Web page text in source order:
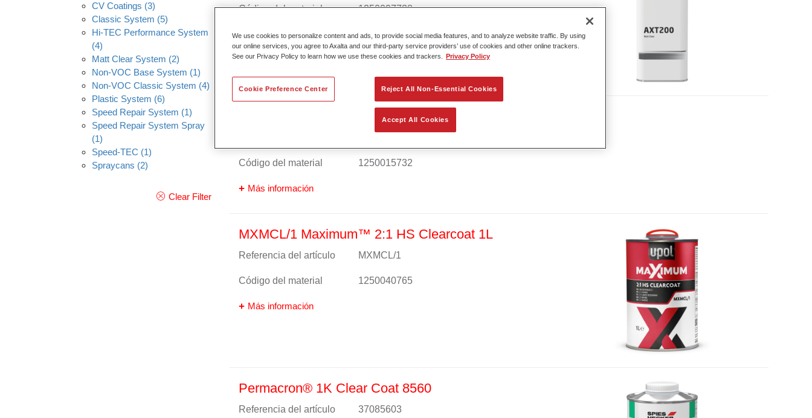
CV Coatings (3)
Classic System (5)
Hi-TEC Performance System
(4)
Matt Clear System (2)
Non-VOC Base System (1)
Non-VOC Classic System (4)
Plastic System (6)
Speed Repair System (1)
Speed Repair System Spray
(1)
Speed-TEC (1)
Spraycans (2)
Clear Filter
Código del material 1250097738
Más información
Código del material 1250015732
Más información
MXMCL/1 Maximum™ 2:1 HS Clearcoat 1L
Referencia del artículo MXMCL/1
Código del material 1250040765
Más información
Permacron® 1K Clear Coat 8560
Referencia del artículo 37085603
We use cookies to personalize content and ads, to provide social media features, and to analyze website traffic. By using
our online services, you agree to Axalta and our third-party service providers’ use of cookies and other online trackers.
See our Privacy Policy to learn how we use these cookies and trackers.
Privacy Policy
Reject All Non-Essential Cookies
Accept All Cookies
Cookie Preference Center